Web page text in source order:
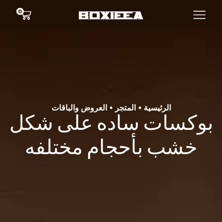
0
الرئيسية • المتجر • العروض والباقات
بوكسات ساده على شكل
خشب بأحجام مختلفه